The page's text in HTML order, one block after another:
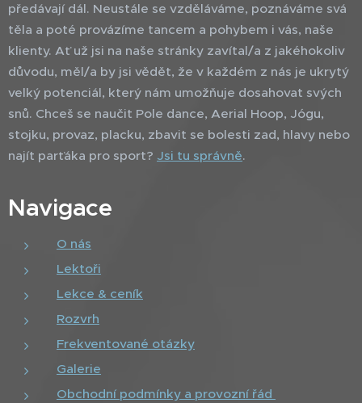
předávají dál. Neustále se vzděláváme, poznáváme svá
těla a poté provázíme tancem a pohybem i vás, naše
klienty. Ať už jsi na naše stránky zavítal/a z jakéhokoliv
důvodu, měl/a by jsi vědět, že v každém z nás je ukrytý
velký potenciál, který nám umožňuje dosahovat svých
snů. Chceš se naučit Pole dance, Aerial Hoop, Jógu,
stojku, provaz, placku, zbavit se bolesti zad, hlavy nebo
najít parťáka pro sport? Jsi tu správně.
Navigace
O nás
Lektoři
Lekce & ceník
Rozvrh
Frekventované otázky
Galerie
Obchodní podmínky a provozní řád